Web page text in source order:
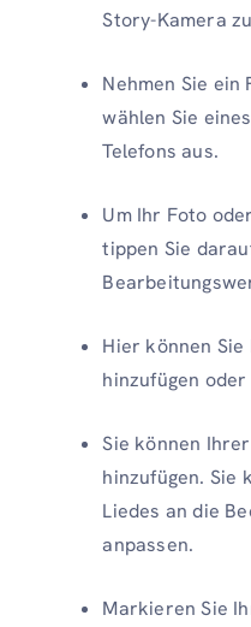
Story-Kamera
Nehmen Sie
wählen Sie
Telefons aus.
Um Ihr Foto
tippen Sie
Hier können
hinzufügen
Sie können
hinzufügen. Sie
Liedes an die
anpassen.
Markieren Sie